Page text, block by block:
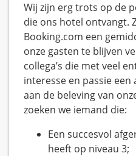
Wij zijn erg trots op de
die ons hotel ontvangt.
Booking.com een
onze gasten te blijven
collega’s die met veel
interesse en passie
aan de beleving van
zoeken we iemand die:
Een succesvol
heeft op niveau 3;